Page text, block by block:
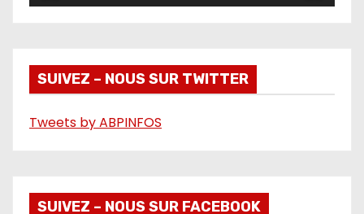
o
SUIVEZ – NOUS SUR TWITTER
Tweets by ABPINFOS
SUIVEZ – NOUS SUR FACEBOOK